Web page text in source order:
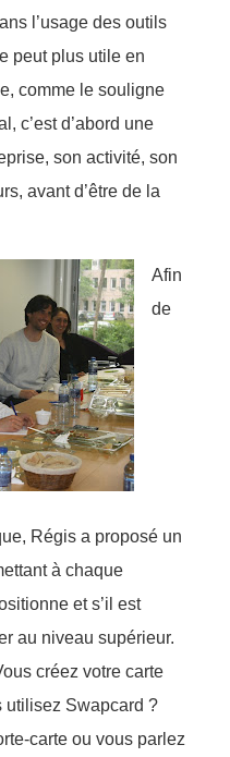
l’usage des outils
peut plus utile en
comme le souligne
c’est d’abord une
son activité, son
avant d’être de la
Afin
de
Régis a proposé un
à chaque
et s’il est
au niveau supérieur.
créez votre carte
utilisez Swapcard ?
carte ou vous parlez